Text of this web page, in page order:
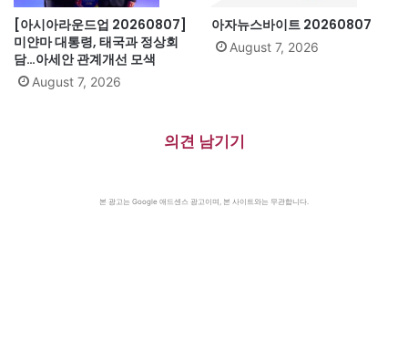
[아시아라운드업 20260807]
미얀마 대통령, 태국과 정상회
담…아세안 관계개선 모색
August 7, 2026
아자뉴스바이트 20260807
August 7, 2026
의견 남기기
본 광고는 Google 애드센스 광고이며, 본 사이트와는 무관합니다.